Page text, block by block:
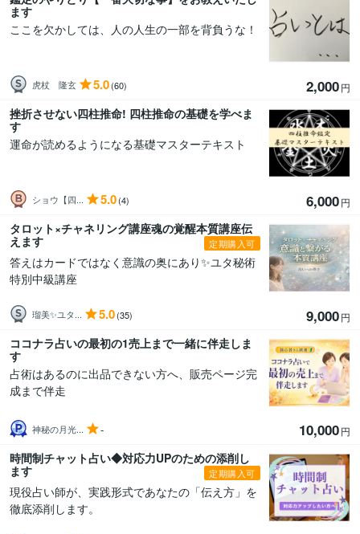
ます
ここを欠かしては、人の人生の一部を背負うな！
虎杖 隆玄 5.0(60) 2,000円
挫折させない四柱推命! 四柱推命の基礎を学べま
す
運命が読めるようになる基礎マスターテキスト
ショウ【四... 5.0(4) 6,000円
タロット×チャネリング講座魂の覚醒本質講座伝
えます
定期購入可
答えはカードではなく意識の奥にあり✨ユタ秘術
特別中級講座
瑠美✨ユタ... 5.0(35) 9,000円
ココナラ占いの最初の1売上まで一緒に伴走しま
す
占術はあるのに出品できない方へ、販売ページ完
成まで伴走
神秘の月光... - 10,000円
時間制チャット占い◆対応力UPのための添削し
ます
定期購入可
現役占い師が、実践形式であなたの「伝え方」を
徹底添削します。